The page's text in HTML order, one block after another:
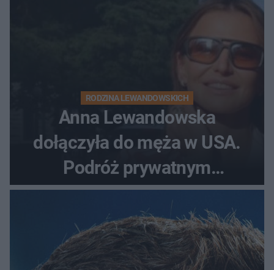
RODZINA LEWANDOWSKICH
Anna Lewandowska
dołączyła do męża w USA.
Podróż prywatnym
odrzutowcem to dopiero
początek!